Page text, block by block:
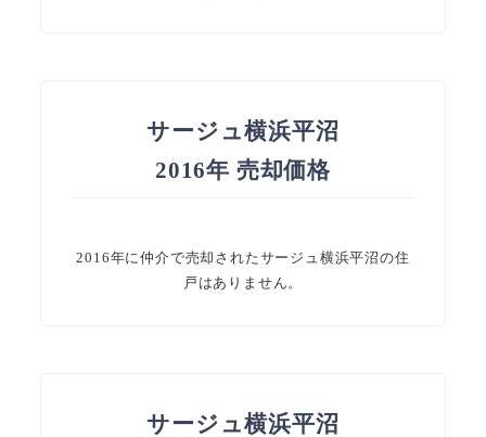
サージュ横浜平沼
2016年 売却価格
2016年に仲介で売却されたサージュ横浜平沼の住
戸はありません。
サージュ横浜平沼